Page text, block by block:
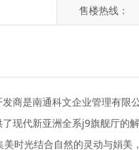
售楼热线：
商是南通科文企业管理有限公
现代新亚洲全系j9旗舰厅的
时光结合自然的灵动与娟